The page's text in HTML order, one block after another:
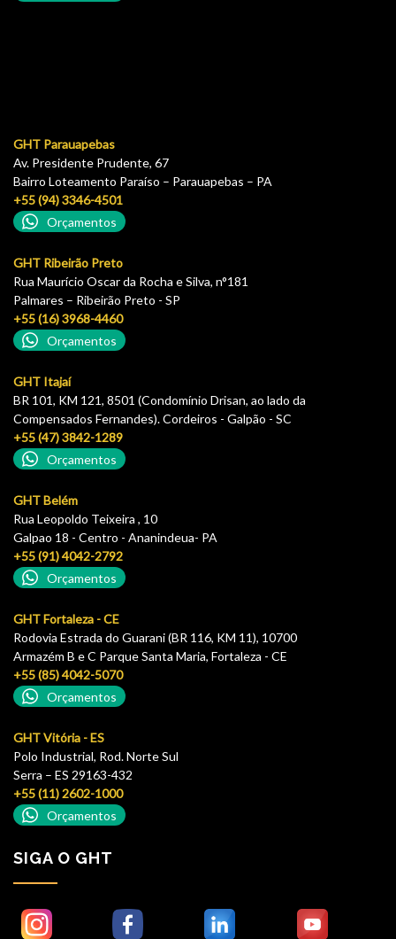
GHT Parauapebas
Av. Presidente Prudente, 67
Bairro Loteamento Paraíso – Parauapebas – PA
+55 (94) 3346-4501
Orçamentos
GHT Ribeirão Preto
Rua Maurício Oscar da Rocha e Silva, n°181
Palmares – Ribeirão Preto - SP
+55 (16) 3968-4460
Orçamentos
GHT Itajaí
BR 101, KM 121, 8501 (Condomínio Drisan, ao lado da
Compensados Fernandes). Cordeiros - Galpão - SC
+55 (47) 3842-1289
Orçamentos
GHT Belém
Rua Leopoldo Teixeira , 10
Galpao 18 - Centro - Ananindeua- PA
+55 (91) 4042-2792
Orçamentos
GHT Fortaleza - CE
Rodovia Estrada do Guarani (BR 116, KM 11), 10700
Armazém B e C Parque Santa Maria, Fortaleza - CE
+55 (85) 4042-5070
Orçamentos
GHT Vitória - ES
Polo Industrial, Rod. Norte Sul
Serra – ES 29163-432
+55 (11) 2602-1000
Orçamentos
SIGA O GHT